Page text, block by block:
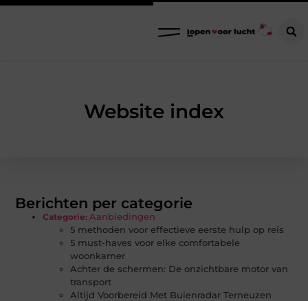
Website index
Berichten per categorie
Categorie: Aanbiedingen
5 methoden voor effectieve eerste hulp op reis
5 must-haves voor elke comfortabele
woonkamer
Achter de schermen: De onzichtbare motor van
transport
Altijd Voorbereid Met Buienradar Terneuzen